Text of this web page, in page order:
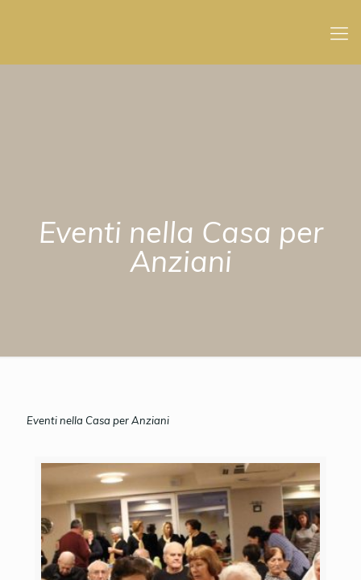
Eventi nella Casa per
Anziani
Eventi nella Casa per Anziani